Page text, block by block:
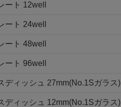
ト 12well
ト 24well
ト 48well
ト 96well
ィッシュ 27mm(No.1Sガラス)
ィッシュ 12mm(No.1Sガラス)